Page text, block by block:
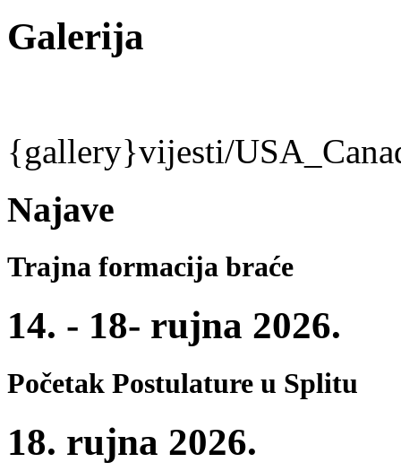
Galerija
{gallery}vijesti/
Najave
Trajna formacija braće
14. - 18- rujna 2026.
Početak Postulature u Splitu
18. rujna 2026.